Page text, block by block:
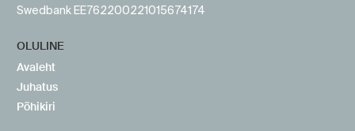
Swedbank EE762200221015674174
OLULINE
Avaleht
Juhatus
Põhikiri